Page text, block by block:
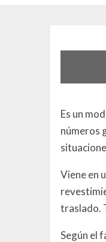
Es un
números
Viene en
traslado.
Según el